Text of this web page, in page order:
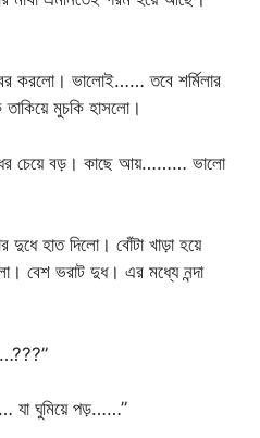
করলো। ভালোই…… তবে শর্মিলার
তাকিয়ে মুচকি হাসলো।
চেয়ে বড়। কাছে আয়……… ভালো
দুধে হাত দিলো। বোঁটা খাড়া হয়ে
বেশ ভরাট দুধ। এর মধ্যে নন্দা
যা ঘুমিয়ে পড়……”